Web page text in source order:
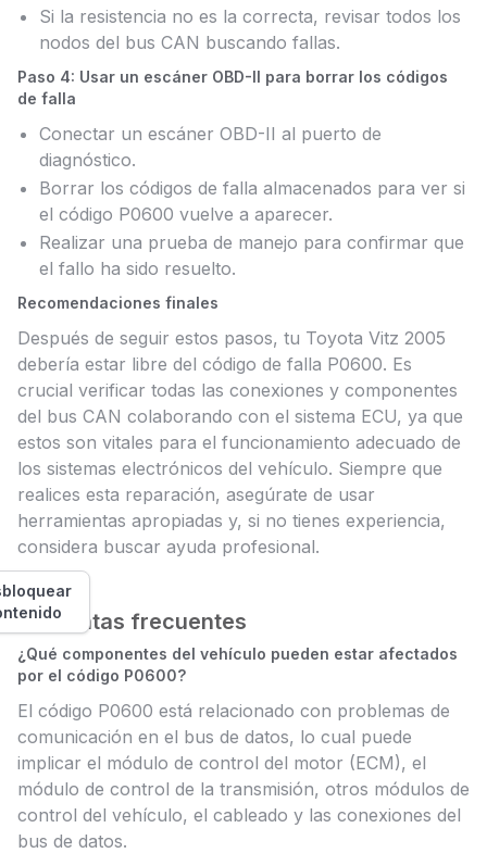
Si la resistencia no es la correcta, revisar todos los
nodos del bus CAN buscando fallas.
Paso 4: Usar un escáner OBD-II para borrar los códigos
de falla
Conectar un escáner OBD-II al puerto de
diagnóstico.
Borrar los códigos de falla almacenados para ver si
el código P0600 vuelve a aparecer.
Realizar una prueba de manejo para confirmar que
el fallo ha sido resuelto.
Recomendaciones finales
Después de seguir estos pasos, tu Toyota Vitz 2005
debería estar libre del código de falla P0600. Es
crucial verificar todas las conexiones y componentes
del bus CAN colaborando con el sistema ECU, ya que
estos son vitales para el funcionamiento adecuado de
los sistemas electrónicos del vehículo. Siempre que
realices esta reparación, asegúrate de usar
herramientas apropiadas y, si no tienes experiencia,
considera buscar ayuda profesional.
Preguntas frecuentes
¿Qué componentes del vehículo pueden estar afectados
por el código P0600?
El código P0600 está relacionado con problemas de
comunicación en el bus de datos, lo cual puede
implicar el módulo de control del motor (ECM), el
módulo de control de la transmisión, otros módulos de
control del vehículo, el cableado y las conexiones del
bus de datos.